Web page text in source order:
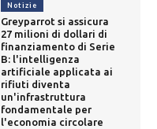
Notizie
Greyparrot si assicura
27 milioni di dollari di
finanziamento di Serie
B: l'intelligenza
artificiale applicata ai
rifiuti diventa
un'infrastruttura
fondamentale per
l'economia circolare